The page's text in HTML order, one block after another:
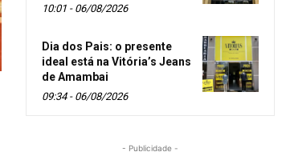
10:01 - 06/08/2026
Dia dos Pais: o presente
ideal está na Vitória’s Jeans
de Amambai
09:34 - 06/08/2026
- Publicidade -